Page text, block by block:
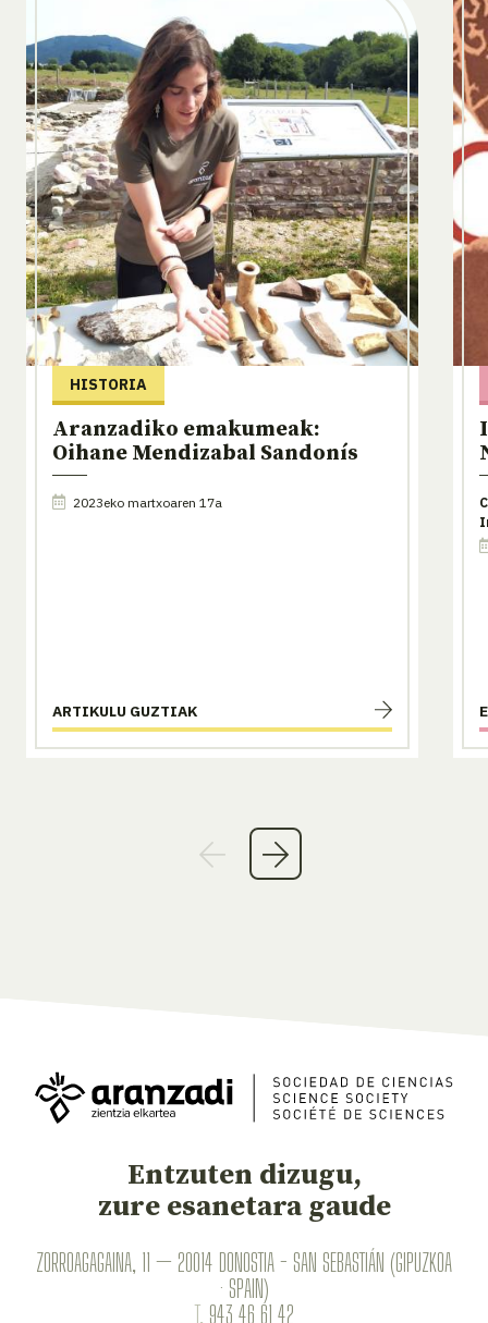
HISTORIA
Aranzadiko emakumeak:
Oihane Mendizabal Sandonís
2023eko martxoaren 17a
ARTIKULU GUZTIAK
Entzuten dizugu,
zure esanetara gaude
ZORROAGAGAINA, 11 — 20014 DONOSTIA - SAN SEBASTIÁN (GIPUZKOA
· SPAIN)
T. 943 46 61 42